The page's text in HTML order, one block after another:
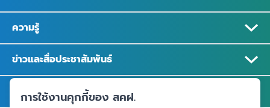
ความรู้
ข่าวและสื่อประชาสัมพันธ์
รู้จัก สคฝ.
การใช้งานคุกกี้ของ สคฝ.